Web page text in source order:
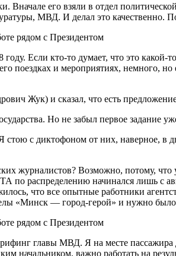
его взяли в отдел
МВД. И делал это качественно.
Если кто-то думает, что это
поездках и мероприятиях, немного,
Жук) и сказал, что есть
Но не забыл первое задание
с диктофоном от них, наверное, в
журналистов? Возможно, потому,
распределению начинался лишь с
что все опытные работники
«Минск — город-герой» и нужно
главы МВД. Я на месте
начальником, важно работать на